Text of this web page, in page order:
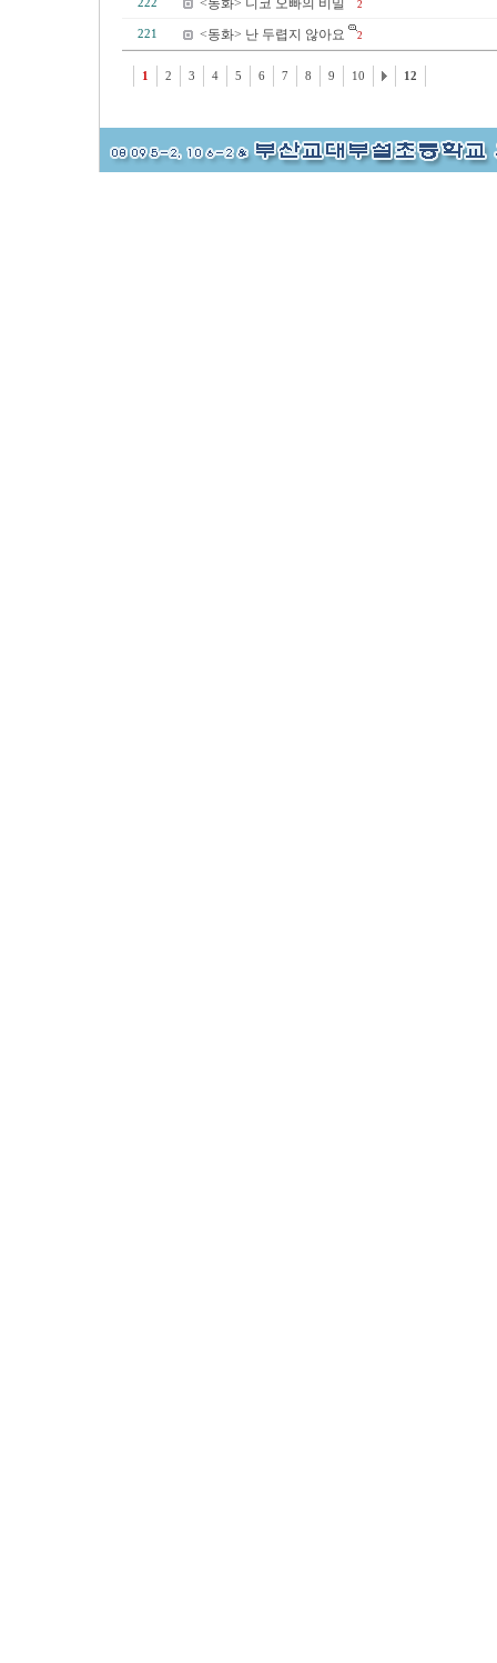
222 <동화> 니코 오빠의 비밀 2
221 <동화> 난 두렵지 않아요 2
1 2 3 4 5 6 7 8 9 10 12